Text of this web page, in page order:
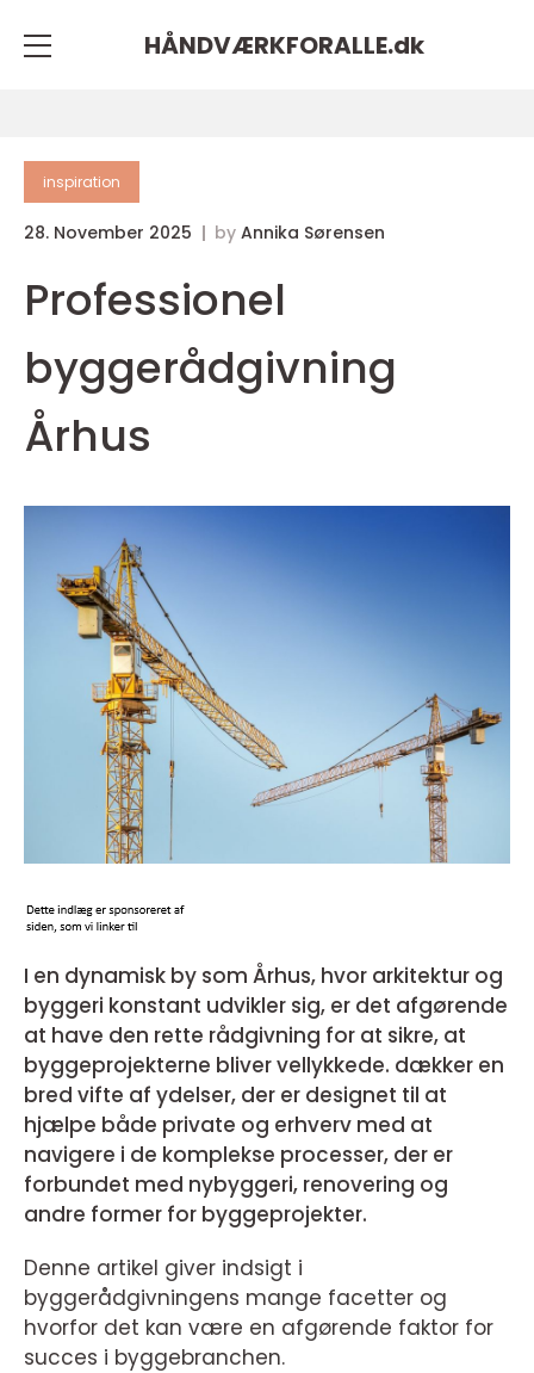
HÅNDVÆRKFORALLE.dk
inspiration
28. November 2025 by Annika Sørensen
Professionel
byggerådgivning
Århus
I en dynamisk by som Århus, hvor arkitektur og
byggeri konstant udvikler sig, er det afgørende
at have den rette rådgivning for at sikre, at
byggeprojekterne bliver vellykkede. dækker en
bred vifte af ydelser, der er designet til at
hjælpe både private og erhverv med at
navigere i de komplekse processer, der er
forbundet med nybyggeri, renovering og
andre former for byggeprojekter.
Denne artikel giver indsigt i
byggerådgivningens mange facetter og
hvorfor det kan være en afgørende faktor for
succes i byggebranchen.